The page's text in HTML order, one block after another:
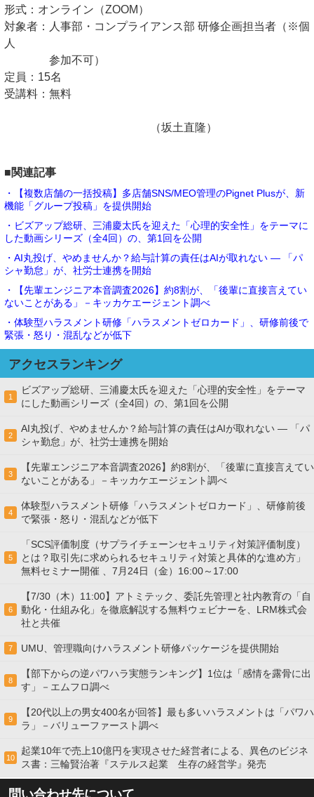
形式：オンライン（ZOOM）
対象者：人事部・コンプライアンス部 研修企画担当者（※個
人
参加不可）
定員：15名
受講料：無料
（坂土直隆）
■関連記事
・【複数店舗の一括投稿】多店舗SNS/MEO管理のPignet Plusが、新
機能「グループ投稿」を提供開始
・ビズアップ総研、三浦慶太氏を迎えた「心理的安全性」をテーマに
した動画シリーズ（全4回）の、第1回を公開
・AI丸投げ、やめませんか？給与計算の責任はAIが取れない ― 「パ
シャ勤怠」が、社労士連携を開始
・【先輩エンジニア本音調査2026】約8割が、「後輩に直接言えてい
ないことがある」－キッカケエージェント調べ
・体験型ハラスメント研修「ハラスメントゼロカード」、研修前後で
緊張・怒り・混乱などが低下
アクセスランキング
1
ビズアップ総研、三浦慶太氏を迎えた「心理的安全性」をテーマ
にした動画シリーズ（全4回）の、第1回を公開
2
AI丸投げ、やめませんか？給与計算の責任はAIが取れない ― 「パ
シャ勤怠」が、社労士連携を開始
3
【先輩エンジニア本音調査2026】約8割が、「後輩に直接言えてい
ないことがある」－キッカケエージェント調べ
4
体験型ハラスメント研修「ハラスメントゼロカード」、研修前後
で緊張・怒り・混乱などが低下
5
「SCS評価制度（サプライチェーンセキュリティ対策評価制度）
とは？取引先に求められるセキュリティ対策と具体的な進め方」
無料セミナー開催 、7月24日（金）16:00～17:00
6
【7/30（木）11:00】アトミテック、委託先管理と社内教育の「自
動化・仕組み化」を徹底解説する無料ウェビナーを、LRM株式会
社と共催
7 UMU、管理職向けハラスメント研修パッケージを提供開始
8
【部下からの逆パワハラ実態ランキング】1位は「感情を露骨に出
す」－エムフロ調べ
9
【20代以上の男女400名が回答】最も多いハラスメントは「パワハ
ラ」－バリューファースト調べ
10
起業10年で売上10億円を実現させた経営者による、異色のビジネ
ス書：三輪賢治著『ステルス起業 生存の経営学』発売